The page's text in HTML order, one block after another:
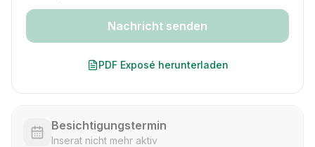
Nachricht senden
PDF Exposé herunterladen
Besichtigungstermin
Inserat nicht mehr aktiv